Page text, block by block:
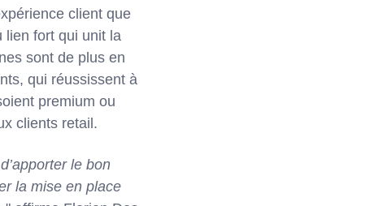
client que
lien fort qui unit la
sont de plus en
qui réussissent à
premium ou
clients retail.
le bon
la mise en place